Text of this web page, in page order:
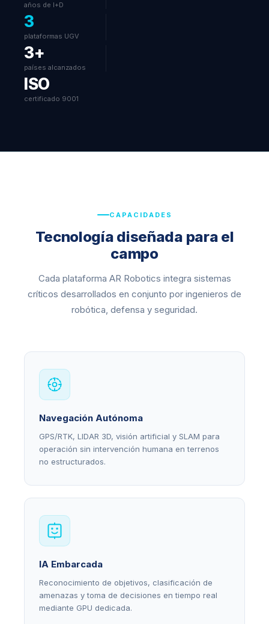
años de I+D
3
plataformas UGV
3+
países alcanzados
ISO
certificado 9001
CAPACIDADES
Tecnología diseñada para el
campo
Cada plataforma AR Robotics integra sistemas
críticos desarrollados en conjunto por ingenieros de
robótica, defensa y seguridad.
Navegación Autónoma
GPS/RTK, LIDAR 3D, visión artificial y SLAM para
operación sin intervención humana en terrenos
no estructurados.
IA Embarcada
Reconocimiento de objetivos, clasificación de
amenazas y toma de decisiones en tiempo real
mediante GPU dedicada.